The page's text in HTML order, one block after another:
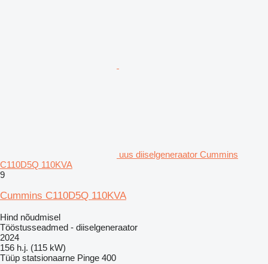
uus diiselgeneraator Cummins
C110D5Q 110KVA
9
Cummins C110D5Q 110KVA
Hind nõudmisel
Tööstusseadmed - diiselgeneraator
2024
156 h.j. (115 kW)
Tüüp statsionaarne Pinge 400